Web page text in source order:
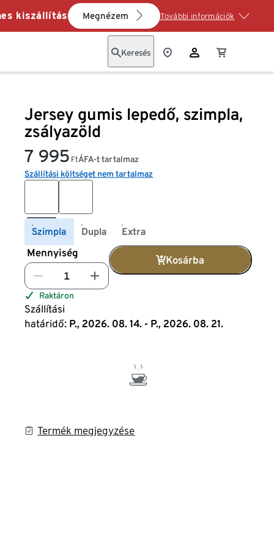
kiszállítás Megnézem További információk
Keresés
Jersey gumis lepedő, szimpla,
zsályazöld
7 995 FtÁFA-t tartalmaz
Szállítási költséget nem tartalmaz
Szimpla Dupla Extra
Mennyiség
Kosárba
Raktáron
Szállítási
határidő: P., 2026. 08. 14. - P., 2026. 08. 21.
Termék megjegyzése